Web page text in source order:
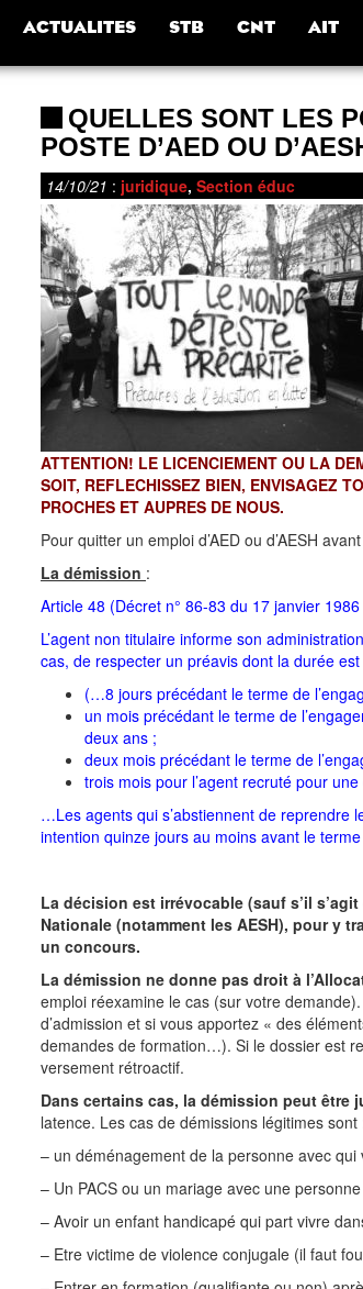
ACTUALITES STB CNT AIT
QUELLES SONT LES
POSTE D’AED OU
14/10/21 : juridique, Section éduc
ATTENTION! LE LICENCIEMENT OU LA
SOIT, REFLECHISSEZ BIEN, ENVISAGEZ
PROCHES ET AUPRES DE NOUS.
Pour quitter un emploi d’AED ou d’AESH
La démission :
Article 48 (Décret n° 86-83 du 17 janvier
L’agent non titulaire informe son
cas, de respecter un préavis dont la durée
(…8 jours précédant le terme de
un mois précédant le terme de
deux ans ;
deux mois précédant le terme de
trois mois pour l’agent recruté pour
…Les agents qui s’abstiennent de reprendre
intention quinze jours au moins avant le
La décision est irrévocable (sauf s’il
Nationale (notamment les AESH), pour y
un concours.
La démission ne donne pas droit à
emploi réexamine le cas (sur votre
d’admission et si vous apportez « des
demandes de formation…). Si le dossier est
versement rétroactif.
Dans certains cas, la démission peut être
latence. Les cas de démissions légitimes sont
– un déménagement de la personne avec
– Un PACS ou un mariage avec une
– Avoir un enfant handicapé qui part vivre
– Etre victime de violence conjugale (il faut